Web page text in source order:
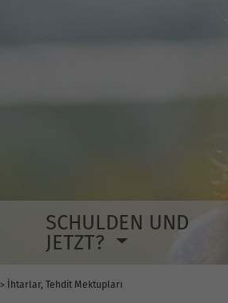
SCHULDEN UND
JETZT?
> İhtarlar, Tehdit Mektupları